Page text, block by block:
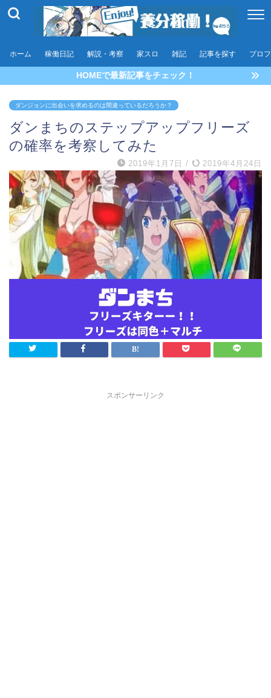
ホーム 稼働日記 解説・考察 家スロ 雑記 記事を探す プロ
HOMEで最新記事をチェック！
ダンジョンに出会いを求めるのは間違っているだろうか？
ダンまちのステップアップフリーズ
の確率を考察してみた
2019年1月7日 / 2019年4月24日
スポンサーリンク